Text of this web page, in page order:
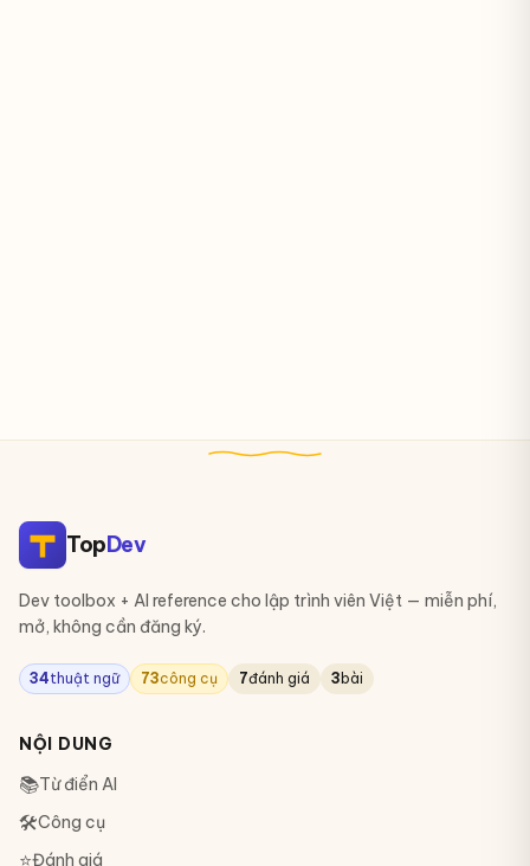
TopDev
Dev toolbox + AI reference cho lập trình viên Việt — miễn phí,
mở, không cần đăng ký.
34thuật ngữ 73công cụ 7đánh giá 3 bài
NỘI DUNG
📚Từ điển AI
🛠Công cụ
⭐Đánh giá